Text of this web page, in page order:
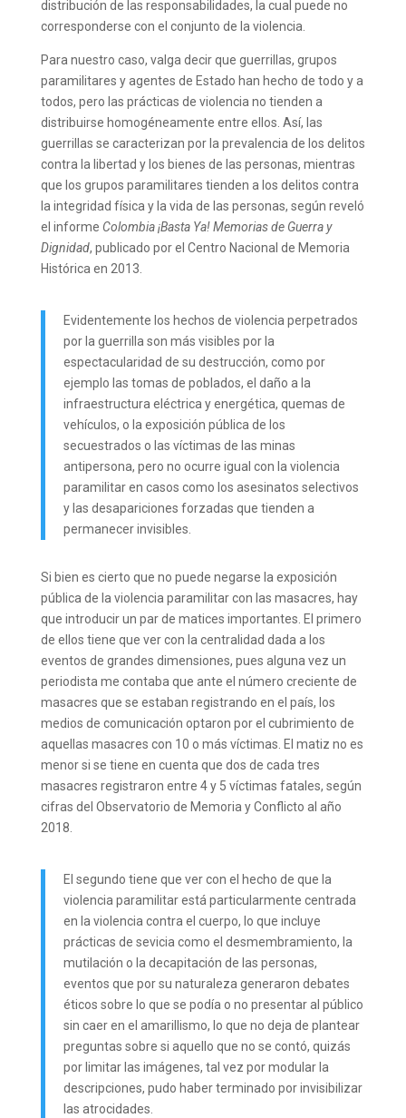
distribución de las responsabilidades, la cual puede no
corresponderse con el conjunto de la violencia.
Para nuestro caso, valga decir que guerrillas, grupos
paramilitares y agentes de Estado han hecho de todo y a
todos, pero las prácticas de violencia no tienden a
distribuirse homogéneamente entre ellos. Así, las
guerrillas se caracterizan por la prevalencia de los delitos
contra la libertad y los bienes de las personas, mientras
que los grupos paramilitares tienden a los delitos contra
la integridad física y la vida de las personas, según reveló
el informe Colombia ¡Basta Ya! Memorias de Guerra y
Dignidad, publicado por el Centro Nacional de Memoria
Histórica en 2013.
Evidentemente los hechos de violencia perpetrados
por la guerrilla son más visibles por la
espectacularidad de su destrucción, como por
ejemplo las tomas de poblados, el daño a la
infraestructura eléctrica y energética, quemas de
vehículos, o la exposición pública de los
secuestrados o las víctimas de las minas
antipersona, pero no ocurre igual con la violencia
paramilitar en casos como los asesinatos selectivos
y las desapariciones forzadas que tienden a
permanecer invisibles.
Si bien es cierto que no puede negarse la exposición
pública de la violencia paramilitar con las masacres, hay
que introducir un par de matices importantes. El primero
de ellos tiene que ver con la centralidad dada a los
eventos de grandes dimensiones, pues alguna vez un
periodista me contaba que ante el número creciente de
masacres que se estaban registrando en el país, los
medios de comunicación optaron por el cubrimiento de
aquellas masacres con 10 o más víctimas. El matiz no es
menor si se tiene en cuenta que dos de cada tres
masacres registraron entre 4 y 5 víctimas fatales, según
cifras del Observatorio de Memoria y Conflicto al año
2018.
El segundo tiene que ver con el hecho de que la
violencia paramilitar está particularmente centrada
en la violencia contra el cuerpo, lo que incluye
prácticas de sevicia como el desmembramiento, la
mutilación o la decapitación de las personas,
eventos que por su naturaleza generaron debates
éticos sobre lo que se podía o no presentar al público
sin caer en el amarillismo, lo que no deja de plantear
preguntas sobre si aquello que no se contó, quizás
por limitar las imágenes, tal vez por modular la
descripciones, pudo haber terminado por invisibilizar
las atrocidades.